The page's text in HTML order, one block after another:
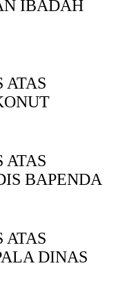
IBADAH
ATAS
ATAS
BAPENDA
ATAS
DINAS